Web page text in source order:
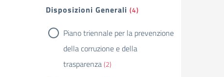
Filtri
Disposizioni Generali (4)
Piano triennale per la prevenzione
della corruzione e della
trasparenza(2)